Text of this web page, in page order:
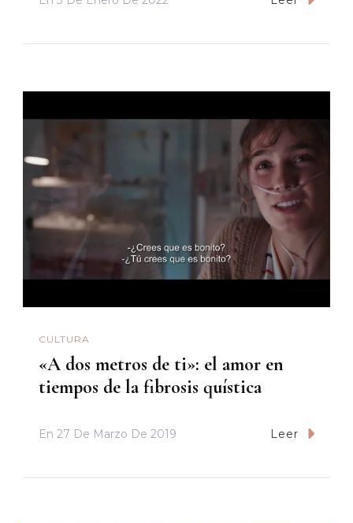
CULTURA
«A dos metros de ti»: el amor en
tiempos de la fibrosis quística
En 27 De Marzo De 2019 Leer